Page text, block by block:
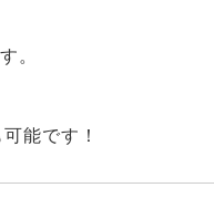
。
能です！